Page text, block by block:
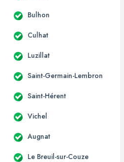
Bulhon
Culhat
Luzillat
Saint-Germain-Lembron
Saint-Hérent
Vichel
Augnat
Le Breuil-sur-Couze